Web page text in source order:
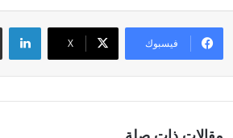
فيسبوك ‫X
لينكدإن